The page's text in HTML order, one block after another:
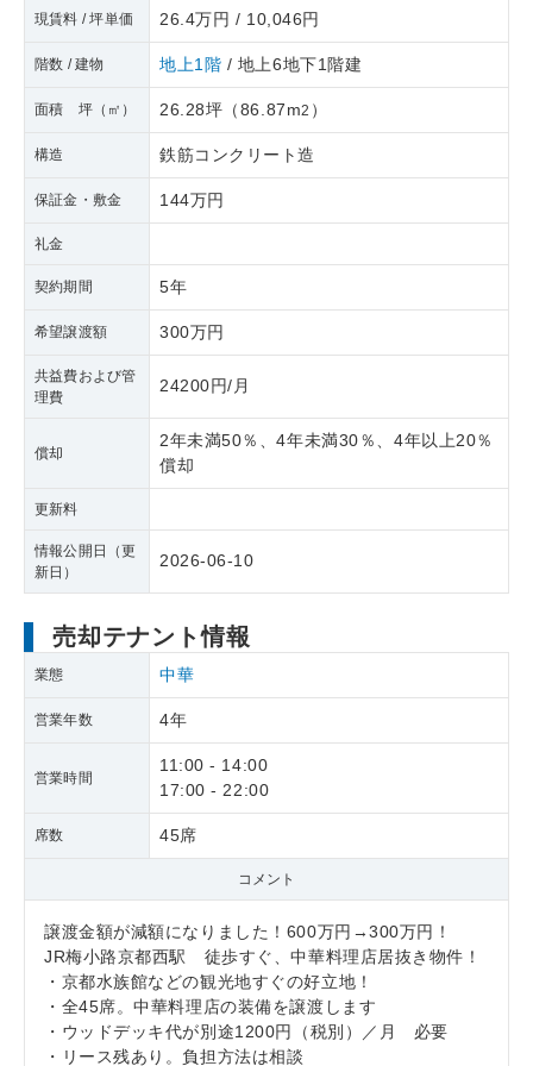
現賃料 / 坪単価 26.4万円 / 10,046円
階数 / 建物 地上1階 / 地上6地下1階建
面積 坪（㎡） 26.28坪 （86.87m2 ）
構造 鉄筋コンクリート造
保証金・敷金 144万円
礼金
契約期間 5年
希望譲渡額 300万円
共益費および管
理費
24200円/月
償却
2年未満50％、4年未満30％、4年以上20％
償却
更新料
情報公開日（更
新日）
2026-06-10
売却テナント情報
業態 中華
営業年数 4年
営業時間
11:00 - 14:00
17:00 - 22:00
席数 45席
コメント
譲渡金額が減額になりました！600万円→300万円！
JR梅小路京都西駅 徒歩すぐ、中華料理店居抜き物件！
・京都水族館などの観光地すぐの好立地！
・全45席。中華料理店の装備を譲渡します
・ウッドデッキ代が別途1200円（税別）／月 必要
・リース残あり。負担方法は相談